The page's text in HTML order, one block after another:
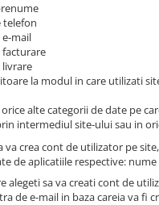
telefon
e-mail
facturare
livrare
la modul in care utilizati
orice alte categorii de date pe
intermediul site-ului sau in
va crea cont de utilizator pe
de aplicatiile respective:
alegeti sa va creati cont de
de e-mail in baza careia va fi